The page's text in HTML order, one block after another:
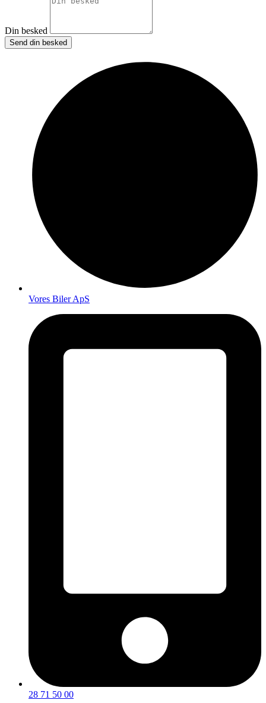
Din besked
Send din besked
Vores Biler ApS
28 71 50 00